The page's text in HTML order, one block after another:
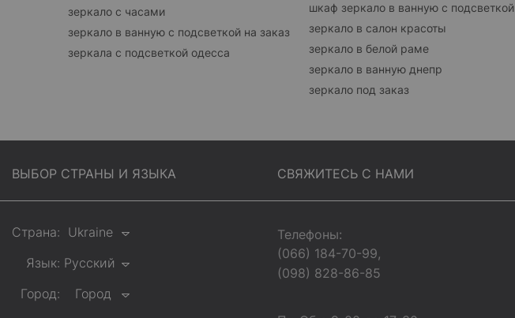
зеркало с часами
зеркало в ванную с подсветкой на заказ
зеркала с подсветкой одесса
шкаф зеркало в ванную с подсветкой
зеркало в салон красоты
зеркало в белой раме
зеркало в ванную днепр
зеркало под заказ
ВЫБОР СТРАНЫ И ЯЗЫКА
Страна: Ukraine
Язык: Русский
Город:
Город
СВЯЖИТЕСЬ С НАМИ
Телефоны:
(066) 184-70-99,
(098) 828-86-85